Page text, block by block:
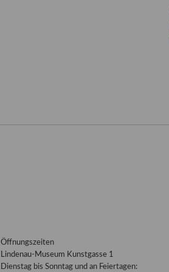
Öffnungszeiten
Lindenau-Museum Kunstgasse 1
Dienstag bis Sonntag und an Feiertagen: